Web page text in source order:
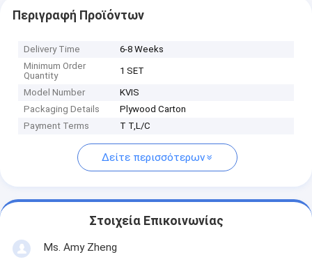
Περιγραφή Προϊόντων
Delivery Time
6-8 Weeks
Minimum Order
Quantity
1 SET
Model Number
KVIS
Packaging Details
Plywood Carton
Payment Terms
T T,L/C
Δείτε περισσότερων
Στοιχεία Επικοινωνίας
Ms. Amy Zheng